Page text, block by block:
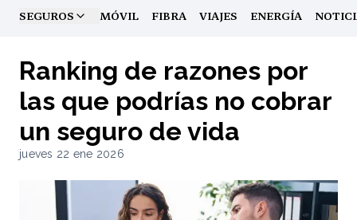
SEGUROS
TOGGLE MENUMÓVIL FIBRA VIAJES ENERGÍA
Ranking de razones por
las que podrías no cobrar
un seguro de vida
jueves 22 ene 2026